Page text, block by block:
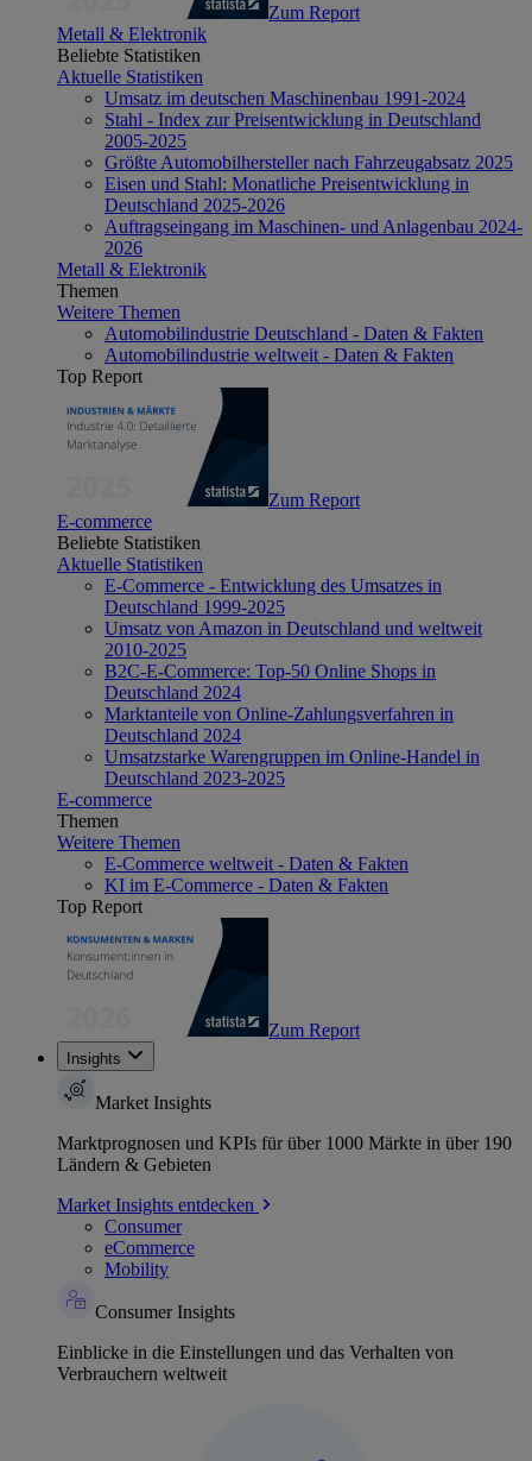
Zum Report
Metall & Elektronik
Beliebte Statistiken
Aktuelle Statistiken
Umsatz im deutschen Maschinenbau 1991-2024
Stahl - Index zur Preisentwicklung in Deutschland
2005-2025
Größte Automobilhersteller nach Fahrzeugabsatz 2025
Eisen und Stahl: Monatliche Preisentwicklung in
Deutschland 2025-2026
Auftragseingang im Maschinen- und Anlagenbau 2024-
2026
Metall & Elektronik
Themen
Weitere Themen
Automobilindustrie Deutschland - Daten & Fakten
Automobilindustrie weltweit - Daten & Fakten
Top Report
Zum Report
E-commerce
Beliebte Statistiken
Aktuelle Statistiken
E-Commerce - Entwicklung des Umsatzes in
Deutschland 1999-2025
Umsatz von Amazon in Deutschland und weltweit
2010-2025
B2C-E-Commerce: Top-50 Online Shops in
Deutschland 2024
Marktanteile von Online-Zahlungsverfahren in
Deutschland 2024
Umsatzstarke Warengruppen im Online-Handel in
Deutschland 2023-2025
E-commerce
Themen
Weitere Themen
E-Commerce weltweit - Daten & Fakten
KI im E-Commerce - Daten & Fakten
Top Report
Zum Report
Insights
Market Insights
Marktprognosen und KPIs für über 1000 Märkte in über 190
Ländern & Gebieten
Market Insights entdecken
Consumer
eCommerce
Mobility
Consumer Insights
Einblicke in die Einstellungen und das Verhalten von
Verbrauchern weltweit